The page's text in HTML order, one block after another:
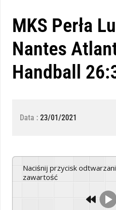
MKS Perła
Nantes
Handball
Data : 23/01/2021
Naciśnij przycisk odtwarzania, aby odsłuchać tę
zawartość